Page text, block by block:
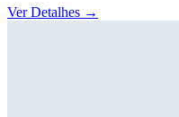
Ver Detalhes →